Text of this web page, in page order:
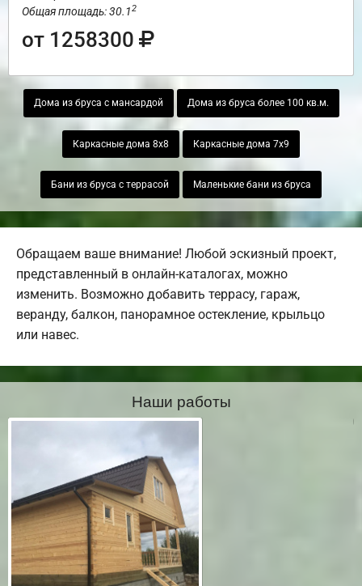
Общая площадь: 30.12
от 1258300
Дома из бруса с мансардой Дома из бруса более 100 кв.м.
Каркасные дома 8х8 Каркасные дома 7х9
Бани из бруса с террасой Маленькие бани из бруса
Обращаем ваше внимание! Любой эскизный проект,
представленный в онлайн-каталогах, можно
изменить. Возможно добавить террасу, гараж,
веранду, балкон, панорамное остекление, крыльцо
или навес.
Наши работы